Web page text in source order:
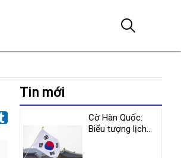
Tin mới
Cờ Hàn Quốc:
Biểu tượng lịch